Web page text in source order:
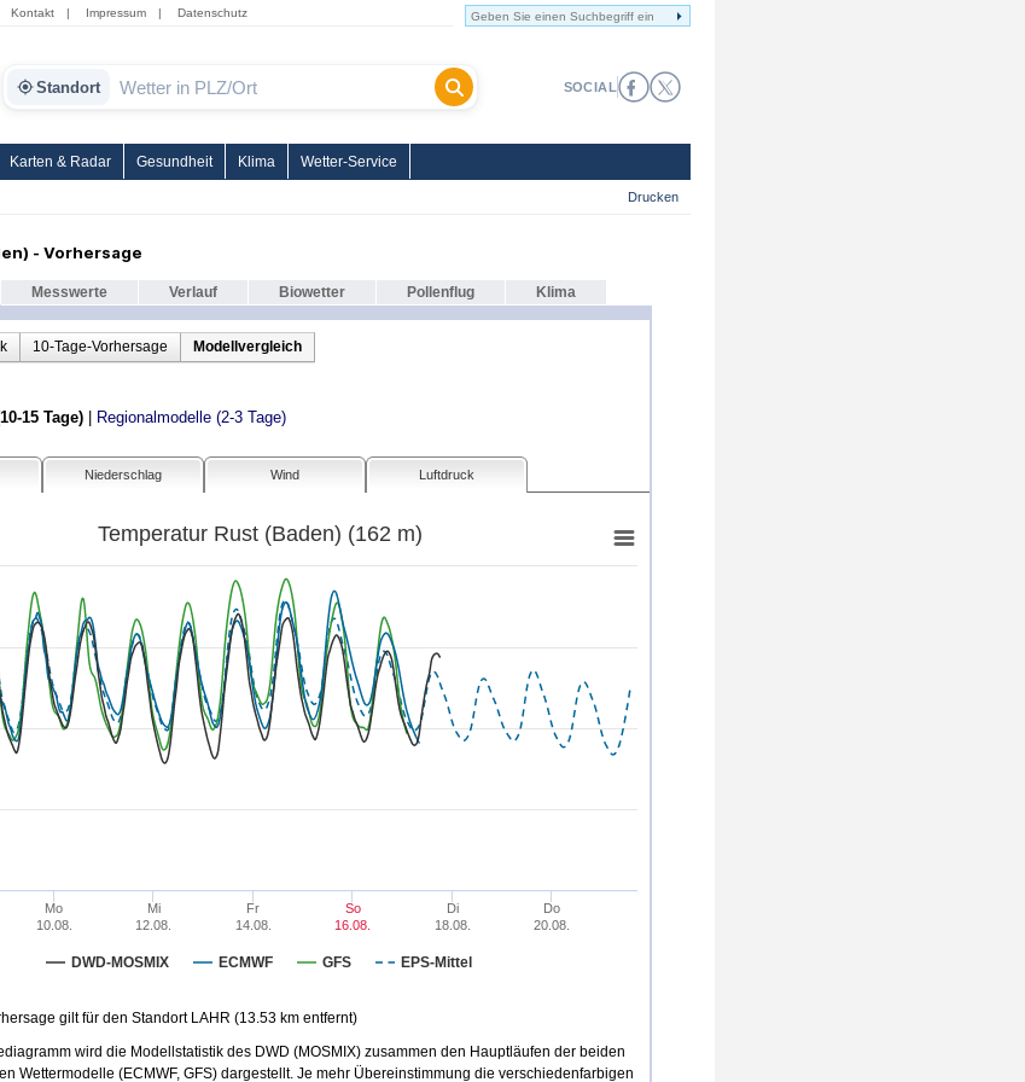
Kontakt | Impressum | Datenschutz
Standort SOCIAL
Karten & Radar Gesundheit Klima Wetter-Service
Drucken
- Vorhersage
Messwerte Verlauf Biowetter Pollenflug Klima
10-Tage-Vorhersage Modellvergleich
15 Tage) Regionalmodelle (2-3 Tage)
Niederschlag Wind Luftdruck
Temperatur Rust (Baden) (162 m)
DWD-MOSMIX ECMWF GFS EPS-Mittel
Mo
10.08.
Mi
12.08.
Fr
14.08.
So
16.08.
Di
18.08.
Do
20.08.
33
33
31
32
34
34
32
30
34
34
31
33 32
35
31
38 38
35
33
32
31
33 34
35
33
29
27
gilt für den Standort LAHR (13.53 km entfernt)
wird die Modellstatistik des DWD (MOSMIX) zusammen den Hauptläufen der beiden
Wettermodelle (ECMWF, GFS) dargestellt. Je mehr Übereinstimmung die verschiedenfarbigen